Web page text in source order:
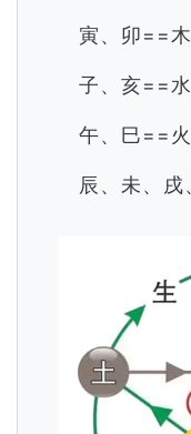
寅、卯==
子、亥==
午、巳==
辰、未、戌